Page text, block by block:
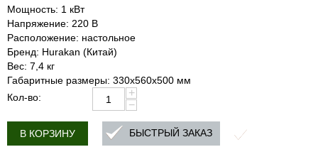
Мощность: 1 кВт
Напряжение: 220 В
Расположение: настольное
Бренд: Hurakan (Китай)
Вес: 7,4 кг
Габаритные размеры: 330x560x500 мм
Кол-во:
+
−
В КОРЗИНУ БЫСТРЫЙ ЗАКАЗ